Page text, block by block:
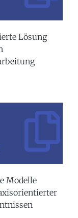
Lösung
Modelle